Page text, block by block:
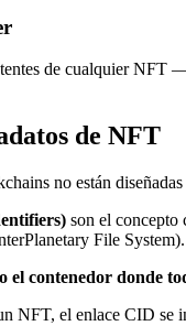
de cualquier NFT
de NFT
no están
son el concepto
File System).
el contenedor donde
NFT, el enlace CID se